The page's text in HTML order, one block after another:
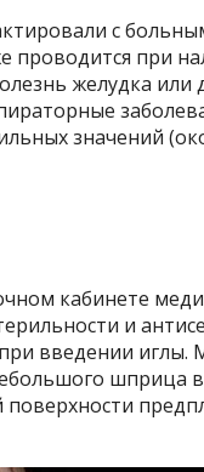
с
проводится при
желудка
значений
кабинете
и
введении иглы.
шприца